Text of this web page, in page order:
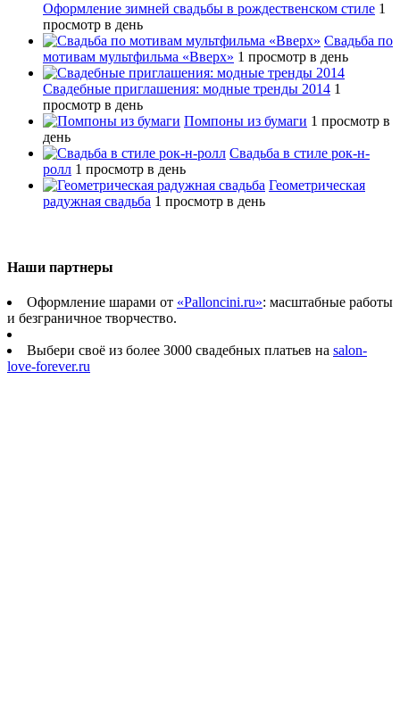
Оформление зимней свадьбы в рождественском стиле 1
просмотр в день
Свадьба по
мотивам мультфильма «Вверх» 1 просмотр в день
Свадебные приглашения: модные тренды 2014 1
просмотр в день
Помпоны из бумаги 1 просмотр в
день
Свадьба в стиле рок-н-
ролл 1 просмотр в день
Геометрическая
радужная свадьба 1 просмотр в день
Наши партнеры
Оформление шарами от «Palloncini.ru»: масштабные работы
и безграничное творчество.
Выбери своё из более 3000 свадебных платьев на salon-
love-forever.ru